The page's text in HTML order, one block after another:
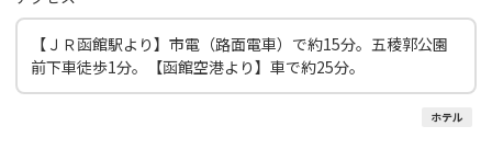
【ＪＲ函館駅より】市電（路面電車）で約15分。五稜郭公園
前下車徒歩1分。【函館空港より】車で約25分。
ホテル